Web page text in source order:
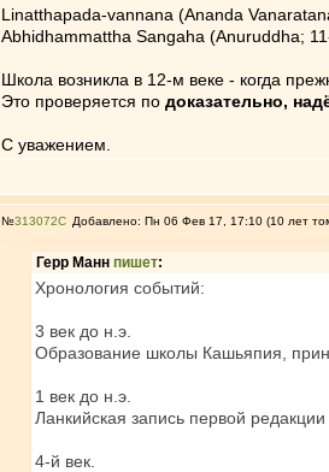
Linatthapada-vannana (Ananda
Abhidhammattha Sangaha (Anuruddha;
Школа возникла в 12-м веке - когда
Это проверяется по доказательно,
С уважением.
№313072 Добавлено: Пн 06 Фев 17, 17:10 (10 лет
Герр Манн пишет:
Хронология событий:
3 век до н.э.
Образование школы Кашьяпия,
1 век до н.э.
Ланкийская запись первой
4-й век.